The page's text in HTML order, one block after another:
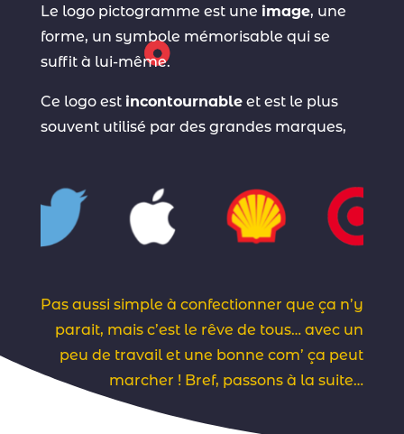
Le logo pictogramme est une image, une
forme, un symbole mémorisable qui se
suffit à lui-même.
Ce logo est incontournableet est le plus
souvent utilisé par des grandes marques,
Pas aussi simple à confectionner que ça n’y
parait, mais c’est le rêve de tous… avec un
peu de travail et une bonne com’ ça peut
marcher ! Bref, passons à la suite…